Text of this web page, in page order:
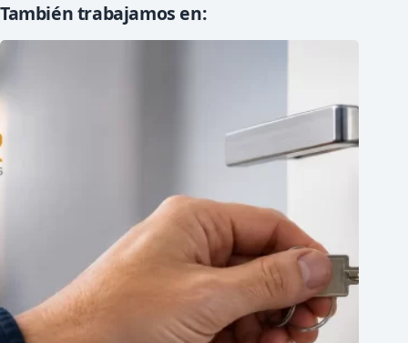
También trabajamos en: